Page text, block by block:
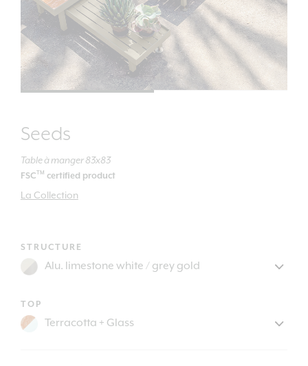
Seeds
Table à manger 83x83
FSC TM certified product
La Collection
STRUCTURE
TOP